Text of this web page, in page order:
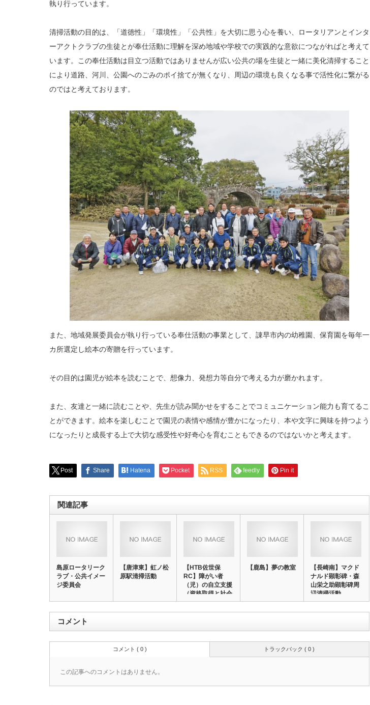
執り行っています。
清掃活動の目的は、「道徳性」「環境性」「公共性」を大切に思う心を養い、ロータリアンとインタ
ーアクトクラブの生徒とが奉仕活動に理解を深め地域や学校での実践的な意欲につながればと考えて
います。この奉仕活動は目立つ活動ではありませんが広い公共の場を生徒と一緒に美化清掃すること
により道路、河川、公園へのごみのポイ捨てが無くなり、周辺の環境も良くなる事で活性化に繋がる
のではと考えております。
また、地域発展委員会が執り行っている奉仕活動の事業として、諌早市内の幼稚園、保育園を毎年一
カ所選定し絵本の寄贈を行っています。
その目的は園児が絵本を読むことで、想像力、発想力等自分で考える力が磨かれます。
また、友達と一緒に読むことや、先生が読み聞かせをすることでコミュニケーション能力も育てるこ
とができます。絵本を楽しむことで園児の表情や感情が豊かになったり、本や文字に興味を持つよう
になったりと成長する上で大切な感受性や好奇心を育むこともできるのではないかと考えます。
Post Share Hatena Pocket RSS feedly Pin it
関連記事
島原ロータリーク
ラブ・公共イメー
ジ委員会
【唐津東】虹ノ松
原駅清掃活動
【HTB佐世保
RC】障がい者
（児）の自立支援
（資格取得と社会
参加…
【鹿島】夢の教室
【長崎南】マクド
ナルド顕彰碑・森
山栄之助顕彰碑周
辺清掃活動
コメント
トラックバック ( 0 )
コメント ( 0 )
この記事へのコメントはありません。